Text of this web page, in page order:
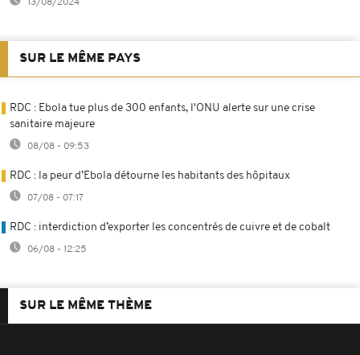
13/08/2024
SUR LE MÊME PAYS
RDC : Ebola tue plus de 300 enfants, l'ONU alerte sur une crise
sanitaire majeure
08/08 - 09:53
RDC : la peur d’Ebola détourne les habitants des hôpitaux
07/08 - 07:17
RDC : interdiction d’exporter les concentrés de cuivre et de cobalt
06/08 - 12:25
SUR LE MÊME THÈME